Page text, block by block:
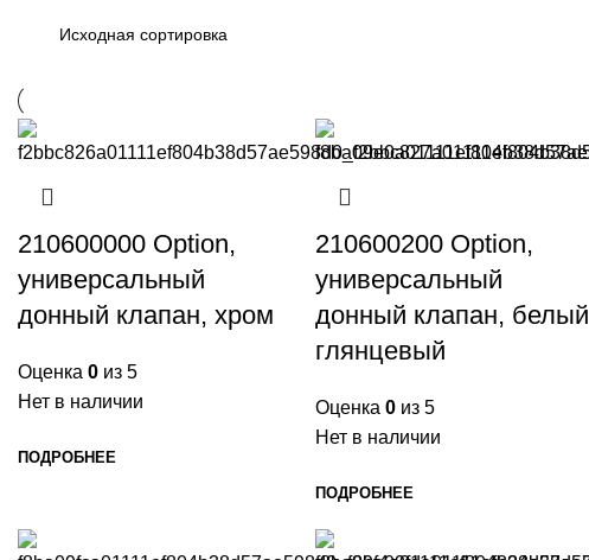
210600000 Option,
универсальный
донный клапан, хром
Оценка 0 из 5
Нет в наличии
ПОДРОБНЕЕ
210600200 Option,
универсальный
донный клапан, белый
глянцевый
Оценка0 из 5
Нет в наличии
ПОДРОБНЕЕ